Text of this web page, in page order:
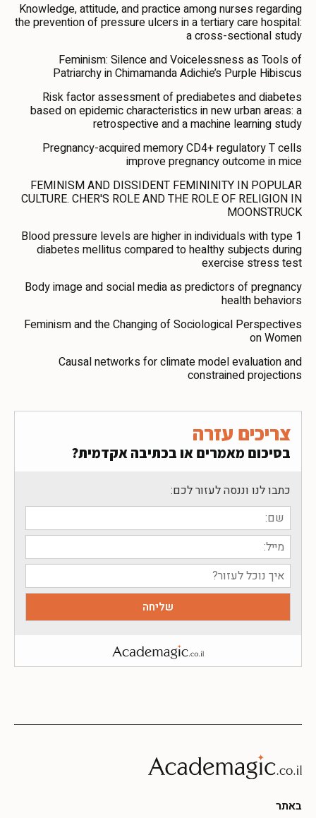
Knowledge, attitude, and practice among nurses regarding
the prevention of pressure ulcers in a tertiary care hospital:
a cross-sectional study
Feminism: Silence and Voicelessness as Tools of
Patriarchy in Chimamanda Adichie’s Purple Hibiscus
Risk factor assessment of prediabetes and diabetes
based on epidemic characteristics in new urban areas: a
retrospective and a machine learning study
Pregnancy-acquired memory CD4+ regulatory T cells
improve pregnancy outcome in mice
FEMINISM AND DISSIDENT FEMININITY IN POPULAR
CULTURE. CHER'S ROLE AND THE ROLE OF RELIGION IN
MOONSTRUCK
Blood pressure levels are higher in individuals with type 1
diabetes mellitus compared to healthy subjects during
exercise stress test
Body image and social media as predictors of pregnancy
health behaviors
Feminism and the Changing of Sociological Perspectives
on Women
Causal networks for climate model evaluation and
constrained projections
צריכים עזרה
בסיכום מאמרים או בכתיבה אקדמית?
כתבו לנו וננסה לעזור לכם:
באתר